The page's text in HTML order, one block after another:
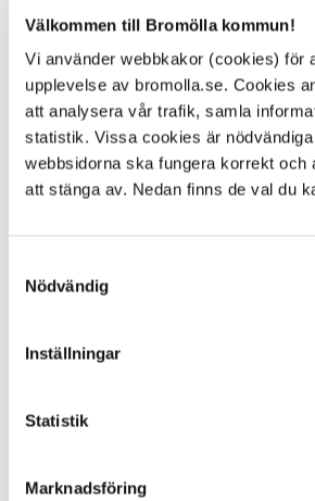
Välkommen till Bromölla kommun!
Vi använder webbkakor (cookies) för
upplevelse av bromolla.se. Cookies
att analysera vår trafik, samla
statistik. Vissa cookies är
webbsidorna ska fungera korrekt och
att stänga av. Nedan finns de val du
Nödvändig
Inställningar
Statistik
Marknadsföring
Alla platser
KONTAKT
Besöksadress
Box 18, 295 21 Bromölla